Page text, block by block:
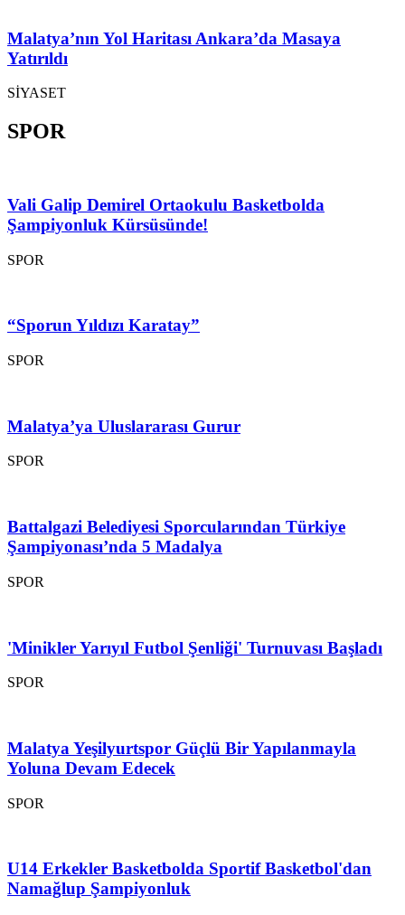
Malatya’nın Yol Haritası Ankara’da Masaya
Yatırıldı
SİYASET
SPOR
Vali Galip Demirel Ortaokulu Basketbolda
Şampiyonluk Kürsüsünde!
SPOR
“Sporun Yıldızı Karatay”
SPOR
Malatya’ya Uluslararası Gurur
SPOR
Battalgazi Belediyesi Sporcularından Türkiye
Şampiyonası’nda 5 Madalya
SPOR
'Minikler Yarıyıl Futbol Şenliği' Turnuvası Başladı
SPOR
Malatya Yeşilyurtspor Güçlü Bir Yapılanmayla
Yoluna Devam Edecek
SPOR
U14 Erkekler Basketbolda Sportif Basketbol'dan
Namağlup Şampiyonluk